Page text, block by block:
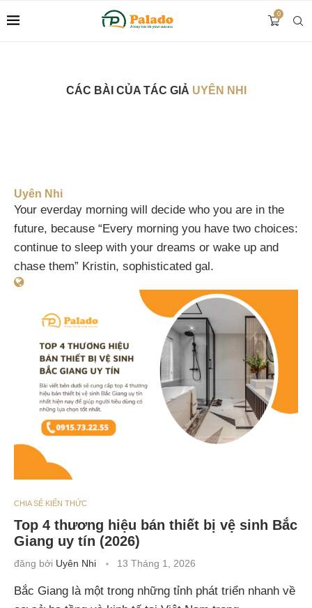
0
CÁC BÀI CỦA TÁC GIẢ UYÊN NHI
Uyên Nhi
Your everday morning will decide who you are in the
future, because “Every morning you have two choices:
continue to sleep with your dreams or wake up and
chase them” Kristin, sophisticated gal.
CHIA SẺ KIẾN THỨC
Top 4 thương hiệu bán thiết bị vệ sinh Bắc
Giang uy tín (2026)
đăng bởi Uyên Nhi 13 Tháng 1, 2026
Bắc Giang là một trong những tỉnh phát triển nhanh về